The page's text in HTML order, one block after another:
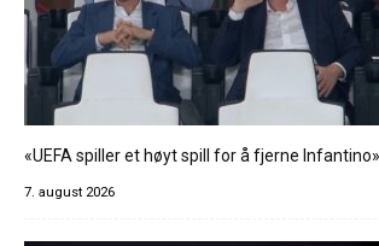
«UEFA spiller et høyt spill for å fjerne Infantino»
7. august 2026